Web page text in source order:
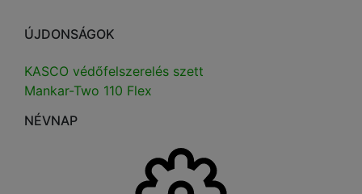
ÚJDONSÁGOK
KASCO védőfelszerelés szett
Mankar-Two 110 Flex
NÉVNAP